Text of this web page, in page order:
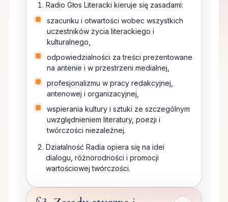
Radio Głos Literacki kieruje się zasadami:
szacunku i otwartości wobec wszystkich
uczestników życia literackiego i
kulturalnego,
odpowiedzialności za treści prezentowane
na antenie i w przestrzeni medialnej,
profesjonalizmu w pracy redakcyjnej,
antenowej i organizacyjnej,
wspierania kultury i sztuki ze szczególnym
uwzględnieniem literatury, poezji i
twórczości niezależnej.
Działalność Radia opiera się na idei
dialogu, różnorodności i promocji
wartościowej twórczości.